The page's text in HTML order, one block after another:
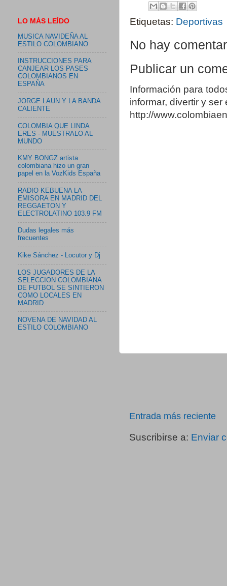
Etiquetas: Deportivas
No hay
Publicar un
Información para
informar, divertir y
http://
Entrada más reciente
Suscribirse a: Enviar
LO MÁS LEÍDO
MUSICA NAVIDEÑA AL
ESTILO COLOMBIANO
INSTRUCCIONES PARA
CANJEAR LOS PASES
COLOMBIANOS EN
ESPAÑA
JORGE LAUN Y LA BANDA
CALIENTE
COLOMBIA QUE LINDA
ERES - MUESTRALO AL
MUNDO
KMY BONGZ artista
colombiana hizo un gran
papel en la VozKids España
RADIO KEBUENA LA
EMISORA EN MADRID DEL
REGGAETON Y
ELECTROLATINO 103.9 FM
Dudas legales más
frecuentes
Kike Sánchez - Locutor y Dj
LOS JUGADORES DE LA
SELECCION COLOMBIANA
DE FUTBOL SE SINTIERON
COMO LOCALES EN
MADRID
NOVENA DE NAVIDAD AL
ESTILO COLOMBIANO